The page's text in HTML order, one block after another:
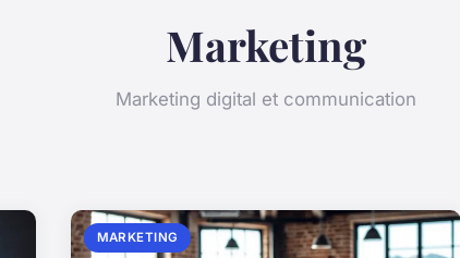
Marketing
Marketing digital et communication
MARKETING